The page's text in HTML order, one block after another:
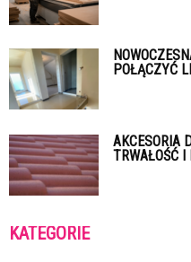
POŁĄCZYĆ
AKCESORIA
TRWAŁOŚĆ
KATEGORIE